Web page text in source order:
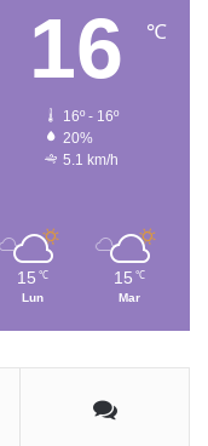
16 ℃
16º - 16º
20%
5.1 km/h
15 ℃
Lun
15 ℃
Mar